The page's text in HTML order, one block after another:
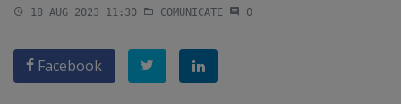
18 AUG 2023 11:30 COMUNICATE 0
Facebook